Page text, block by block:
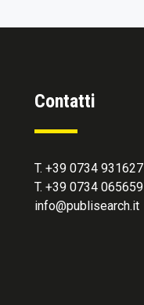
Contatti
T. +39 0734 931627
T. +39 0734 065659
info@publisearch.it